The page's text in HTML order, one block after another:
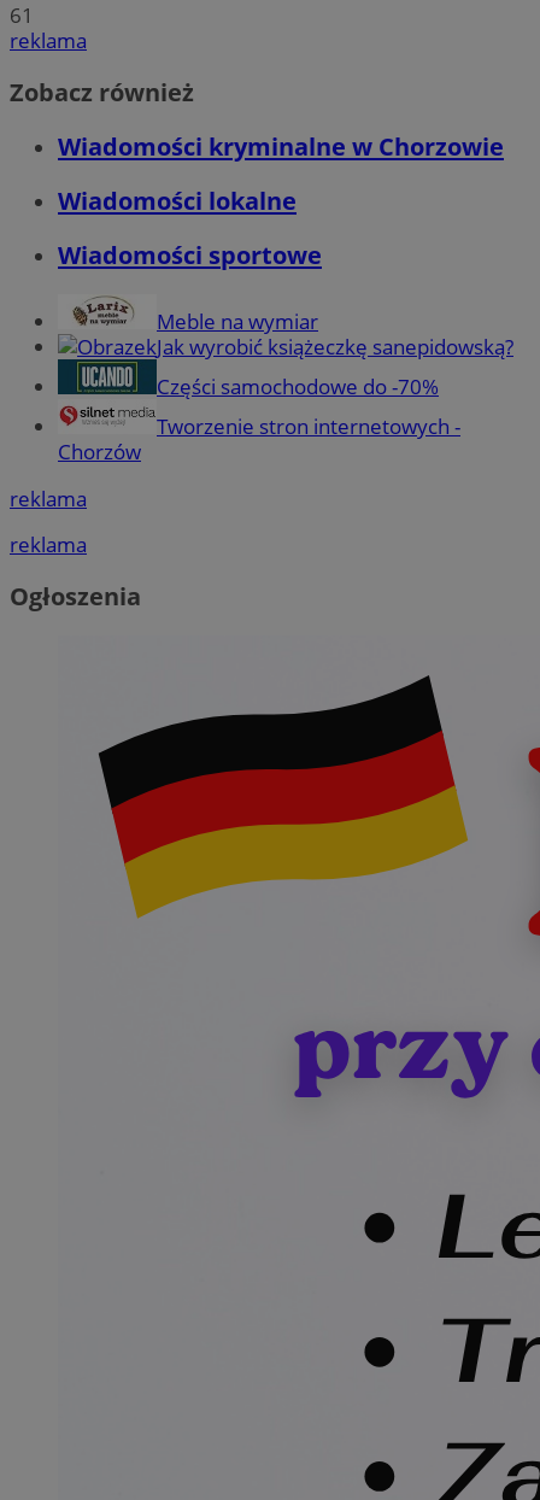
61
reklama
Zobacz również
Wiadomości kryminalne w Chorzowie
Wiadomości lokalne
Wiadomości sportowe
Meble na wymiar
Jak wyrobić książeczkę sanepidowską?
Części samochodowe do -70%
Tworzenie stron internetowych -
Chorzów
reklama
reklama
Ogłoszenia